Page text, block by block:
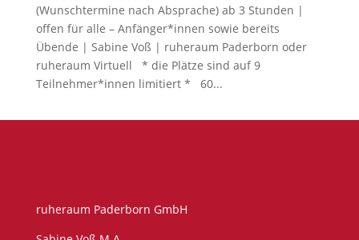
(Wunschtermine nach Absprache) ab 3 Stunden |
offen für alle – Anfänger*innen sowie bereits
Übende | Sabine Voß | ruheraum Paderborn oder
ruheraum Virtuell * die Plätze sind auf 9
Teilnehmer*innen limitiert * 60...
ruheraum Paderborn GmbH